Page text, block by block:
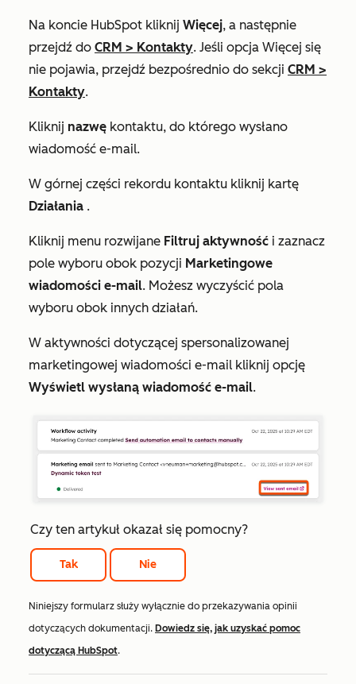
Na koncie HubSpot kliknij Więcej, a następnie
przejdź do CRM > Kontakty. Jeśli opcja Więcej się
nie pojawia, przejdź bezpośrednio do sekcji CRM >
Kontakty.
Kliknij nazwę kontaktu, do którego wysłano
wiadomość e-mail.
W górnej części rekordu kontaktu kliknij kartę
Działania .
Kliknij menu rozwijane Filtruj aktywność i zaznacz
pole wyboru obok pozycji Marketingowe
wiadomości e-mail. Możesz wyczyścić pola
wyboru obok innych działań.
W aktywności dotyczącej spersonalizowanej
marketingowej wiadomości e-mail kliknij opcję
Wyświetl wysłaną wiadomość e-mail.
Czy ten artykuł okazał się pomocny?
Tak Nie
Niniejszy formularz służy wyłącznie do przekazywania opinii
dotyczących dokumentacji. Dowiedz się, jak uzyskać pomoc
dotyczącą HubSpot.